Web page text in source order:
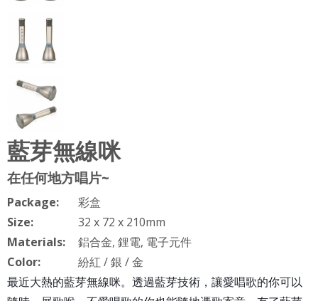
藍芽無線咪
在任何地方唱片~
Package:
彩盒
Size:
32 x 72 x 210mm
Materials:
鋁合金, 鋰電, 電子元件
Color:
紛紅 / 銀 / 金
最近大熱的藍芽無線咪。透過藍芽技術，讓愛唱歌的你可以